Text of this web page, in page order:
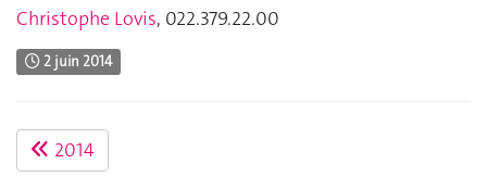
Christophe Lovis, 022.379.22.00
2 juin 2014
2014